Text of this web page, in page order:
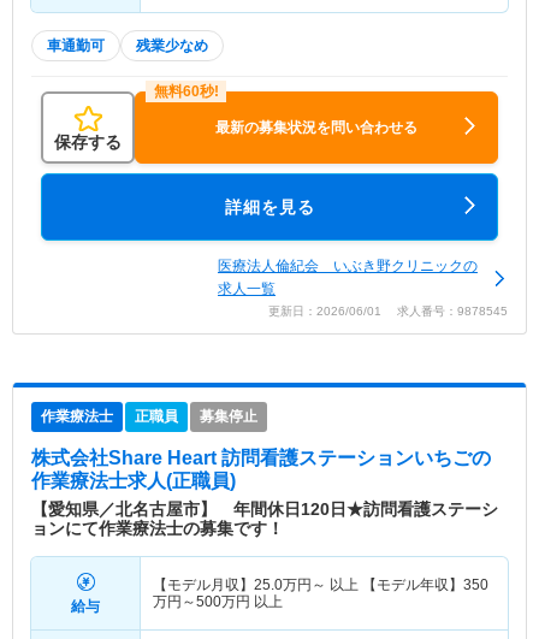
車通勤可 残業少なめ
保存する
最新の募集状況を問い合わせる
詳細を見る
医療法人倫紀会 いぶき野クリニックの
求人一覧
更新日：2026/06/01 求人番号：9878545
作業療法士 正職員 募集停止
株式会社Share Heart 訪問看護ステーションいちごの
作業療法士求人(正職員)
【愛知県／北名古屋市】 年間休日120日★訪問看護ステーシ
ョンにて作業療法士の募集です！
給与
【モデル月収】 25.0万円～ 以上 【モデル年収】 350
万円～500万円 以上